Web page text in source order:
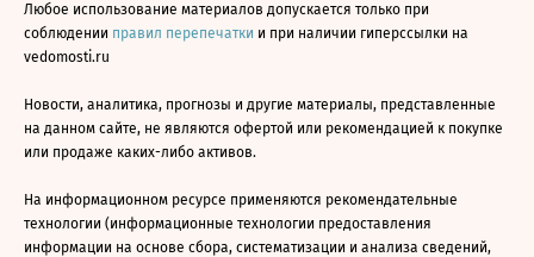
Любое использование материалов допускается только при
соблюдении правил перепечатки и при наличии гиперссылки на
vedomosti.ru
Новости, аналитика, прогнозы и другие материалы, представленные
на данном сайте, не являются офертой или рекомендацией к покупке
или продаже каких-либо активов.
На информационном ресурсе применяются рекомендательные
технологии (информационные технологии предоставления
информации на основе сбора, систематизации и анализа сведений,